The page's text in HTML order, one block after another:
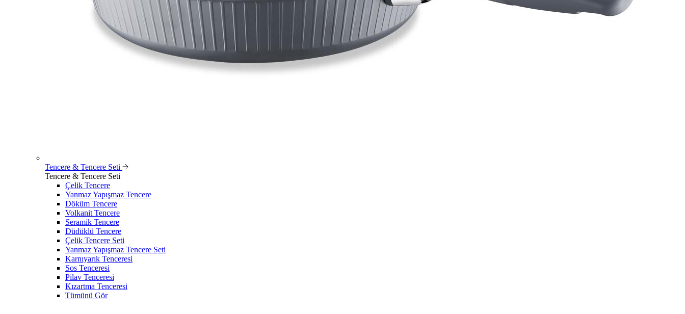
Tencere & Tencere Seti
Tencere & Tencere Seti
Çelik Tencere
Yanmaz Yapışmaz Tencere
Döküm Tencere
Volkanit Tencere
Seramik Tencere
Düdüklü Tencere
Çelik Tencere Seti
Yanmaz Yapışmaz Tencere Seti
Karnıyarık Tenceresi
Sos Tenceresi
Pilav Tenceresi
Kızartma Tenceresi
Tümünü Gör